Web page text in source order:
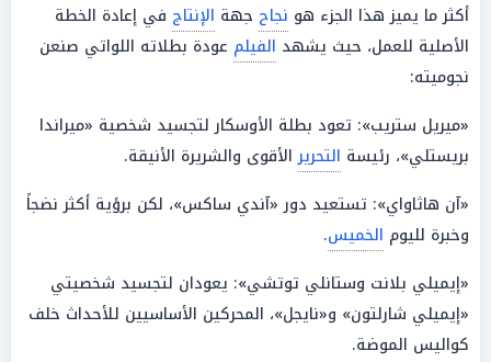
أكثر ما يميز هذا الجزء هو نجاح جهة الإنتاج في إعادة الخطة
الأصلية للعمل، حيث يشهد الفيلم عودة بطلاته اللواتي صنعن
نجوميته:
«ميريل ستريب»: تعود بطلة الأوسكار لتجسيد شخصية «ميراندا
بريستلي»، رئيسة التحريرالأقوى والشريرة الأنيقة.
«آن هاثاواي»: تستعيد دور «آندي ساكس»، لكن برؤية أكثر نضجاً
وخبرة لليوم الخميس.
«إيميلي بلانت وستانلي توتشي»: يعودان لتجسيد شخصيتي
«إيميلي شارلتون» و«نايجل»، المحركين الأساسيين للأحداث خلف
كواليس الموضة.